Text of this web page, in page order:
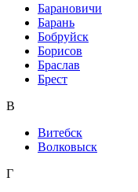
Барановичи
Барань
Бобруйск
Борисов
Браслав
Брест
В
Витебск
Волковыск
Г